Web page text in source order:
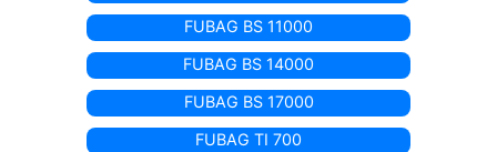
FUBAG BS 11000
FUBAG BS 14000
FUBAG BS 17000
FUBAG TI 700